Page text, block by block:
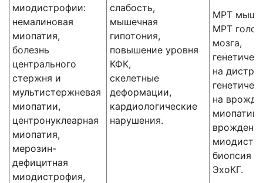
миодистрофии:
немалиновая
миопатия,
болезнь
центрального
стержня и
мультистержневая
миопатии,
центронуклеарная
миопатия,
мерозин-
дефицитная
миодистрофия,
слабость,
мышечная
гипотония,
повышение уровня
КФК,
скелетные
деформации,
кардиологические
нарушения.
МРТ
МРТ
мозга,
на
на
миопатии,
биопсия
ЭхоКГ.